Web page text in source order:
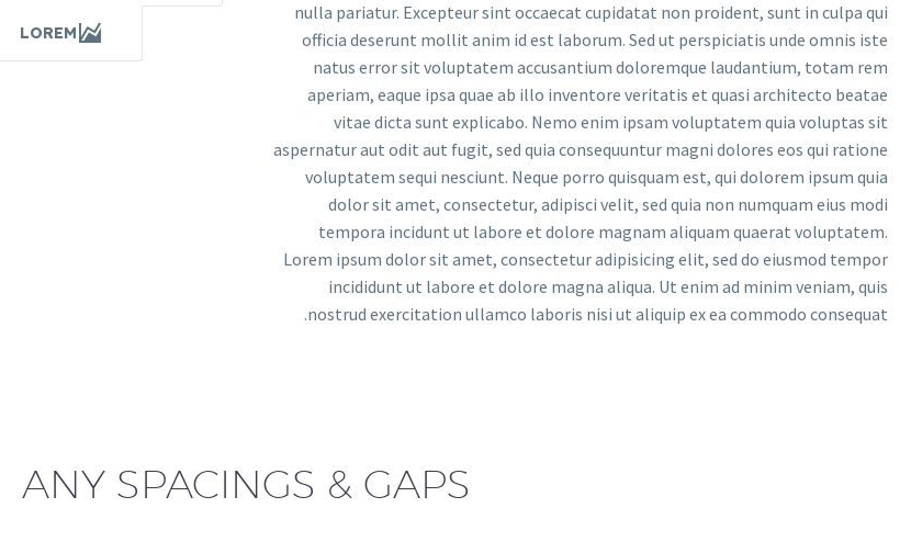
nulla pariatur. Excepteur sint occaecat cupidatat non proident, sunt in culpa qui
officia deserunt mollit anim id est laborum. Sed ut perspiciatis unde omnis iste
natus error sit voluptatem accusantium doloremque laudantium, totam rem
aperiam, eaque ipsa quae ab illo inventore veritatis et quasi architecto beatae
vitae dicta sunt explicabo. Nemo enim ipsam voluptatem quia voluptas sit
aspernatur aut odit aut fugit, sed quia consequuntur magni dolores eos qui ratione
voluptatem sequi nesciunt. Neque porro quisquam est, qui dolorem ipsum quia
dolor sit amet, consectetur, adipisci velit, sed quia non numquam eius modi
tempora incidunt ut labore et dolore magnam aliquam quaerat voluptatem.
Lorem ipsum dolor sit amet, consectetur adipisicing elit, sed do eiusmod tempor
incididunt ut labore et dolore magna aliqua. Ut enim ad minim veniam, quis
nostrud exercitation ullamco laboris nisi ut aliquip ex ea commodo consequat.
LOREM
ANY SPACINGS & GAPS